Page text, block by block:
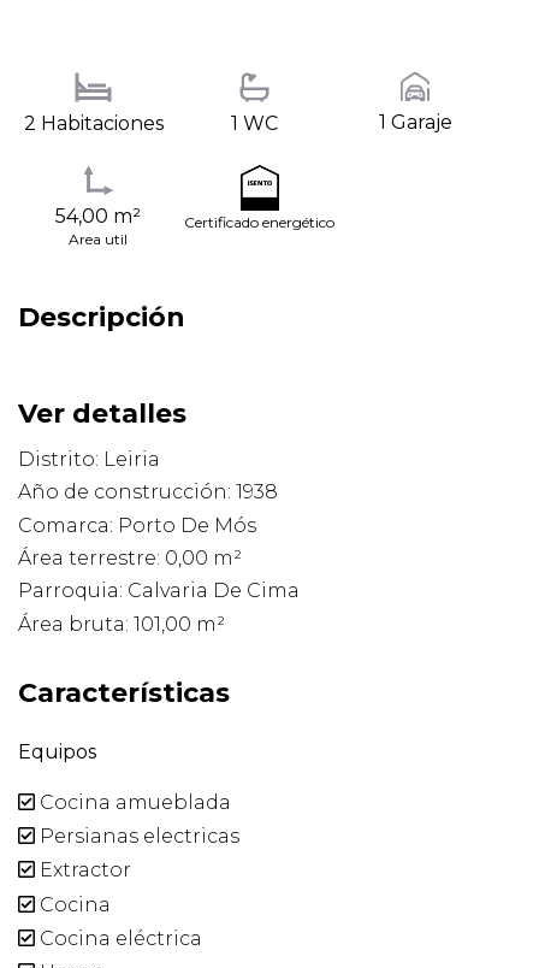
2 Habitaciones 1 WC 1 Garaje
54,00 m²
Area util
Certificado energético
Descripción
Ver detalles
Distrito: Leiria
Año de construcción: 1938
Comarca: Porto De Mós
Área terrestre: 0,00 m²
Parroquia: Calvaria De Cima
Área bruta: 101,00 m²
Características
Equipos
Cocina amueblada
Persianas electricas
Extractor
Cocina
Cocina eléctrica